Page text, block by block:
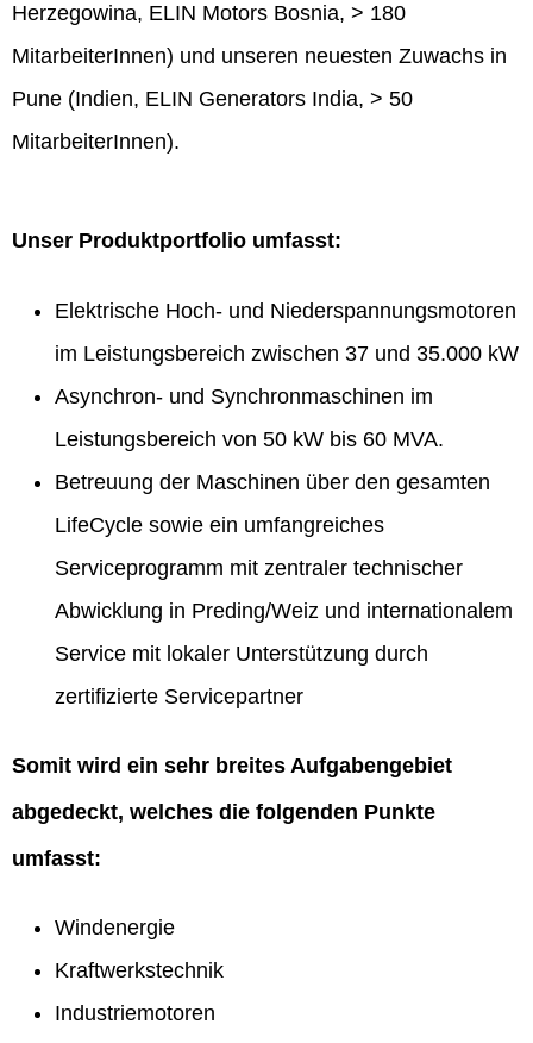
Herzegowina, ELIN Motors Bosnia, > 180
MitarbeiterInnen) und unseren neuesten Zuwachs in
Pune (Indien, ELIN Generators India, > 50
MitarbeiterInnen).
Unser Produktportfolio umfasst:
Elektrische Hoch- und Niederspannungsmotoren
im Leistungsbereich zwischen 37 und 35.000 kW
Asynchron- und Synchronmaschinen im
Leistungsbereich von 50 kW bis 60 MVA.
Betreuung der Maschinen über den gesamten
LifeCycle sowie ein umfangreiches
Serviceprogramm mit zentraler technischer
Abwicklung in Preding/Weiz und internationalem
Service mit lokaler Unterstützung durch
zertifizierte Servicepartner
Somit wird ein sehr breites Aufgabengebiet
abgedeckt, welches die folgenden Punkte
umfasst:
Windenergie
Kraftwerkstechnik
Industriemotoren